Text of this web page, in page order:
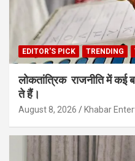
EDITOR'S PICK TRENDING
लोकतांत्रिक राजनीति में कई
ते हैं।
August 8, 2026 Khabar